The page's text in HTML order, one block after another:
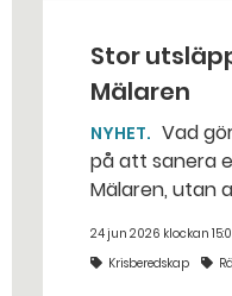
Stor
Mälaren
NYHET
på att sanera
Mälaren, utan
stället. Det gjorde räddningstjänsten i
Eskilstuna – tio
24 jun 2026 klockan
Krisberedskap